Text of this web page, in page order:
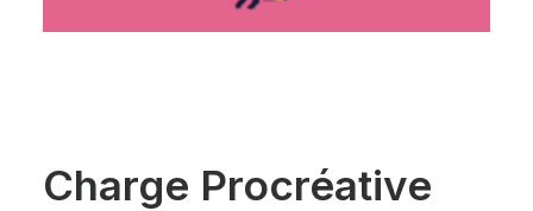
Charge Procréative